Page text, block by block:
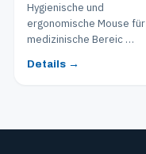
Hygienische und
ergonomische Mouse für
medizinische Bereic …
Details →